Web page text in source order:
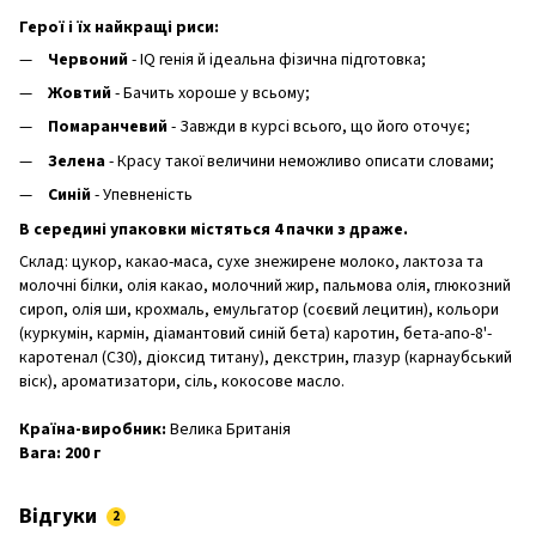
Герої і їх найкращі риси:
Червоний- IQ генія й ідеальна фізична підготовка;
Жовтий- Бачить хороше у всьому;
Помаранчевий- Завжди в курсі всього, що його оточує;
Зелена- Красу такої величини неможливо описати словами;
Синій- Упевненість
В середині упаковки містяться 4 пачки з драже.
Склад: цукор, какао-маса, сухе знежирене молоко, лактоза та
молочні білки, олія какао, молочний жир, пальмова олія, глюкозний
сироп, олія ши, крохмаль, емульгатор (соєвий лецитин), кольори
(куркумін, кармін, діамантовий синій бета) каротин, бета-апо-8'-
каротенал (C30), діоксид титану), декстрин, глазур (карнаубський
віск), ароматизатори, сіль, кокосове масло.
Країна-виробник: Велика Британія
Вага: 200 г
Відгуки 2